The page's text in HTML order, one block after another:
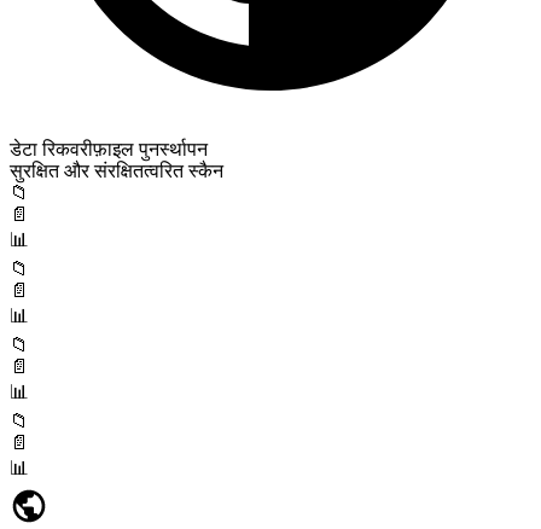
डेटा रिकवरीफ़ाइल पुनर्स्थापन
सुरक्षित और संरक्षितत्वरित स्कैन
📁
📄
📊
📁
📄
📊
📁
📄
📊
📁
📄
📊